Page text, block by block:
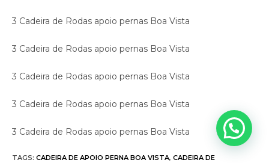
3 Cadeira de Rodas apoio pernas Boa Vista
3 Cadeira de Rodas apoio pernas Boa Vista
3 Cadeira de Rodas apoio pernas Boa Vista
3 Cadeira de Rodas apoio pernas Boa Vista
3 Cadeira de Rodas apoio pernas Boa Vista
TAGS: CADEIRA DE APOIO PERNA BOA VISTA, CADEIRA DE